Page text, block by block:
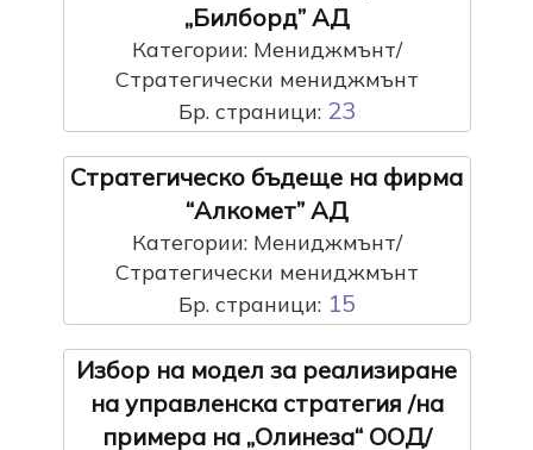
„Билборд” АД
Категории: Мениджмънт/
Стратегически мениджмънт
Бр. страници: 23
Стратегическо бъдеще на фирма
“Алкомет” АД
Категории: Мениджмънт/
Стратегически мениджмънт
Бр. страници: 15
Избор на модел за реализиране
на управленска стратегия /на
примера на „Олинеза“ ООД/